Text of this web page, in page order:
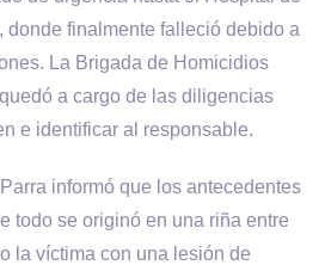
donde finalmente falleció debido a
La Brigada de Homicidios
a cargo de las diligencias
e identificar al responsable.
informó que los antecedentes
todo se originó en una riña entre
la víctima con una lesión de